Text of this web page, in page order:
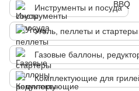
Инструменты и посуда
Уголь, пеллеты и стартеры
Газовые баллоны,
Комплектующие для